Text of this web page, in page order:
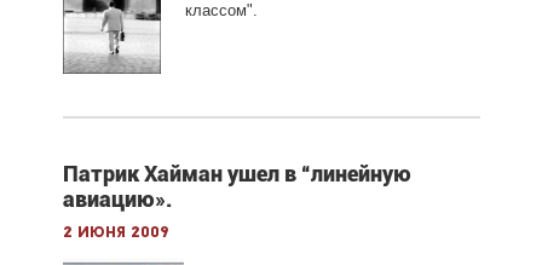
классом".
Патрик Хайман ушел в “линейную
авиацию».
2 июня 2009